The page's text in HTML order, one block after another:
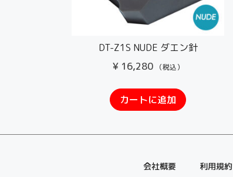
DT-Z1S NUDE ダエン針
¥16,280 （税込）
カートに追加
会社概要 利用規約